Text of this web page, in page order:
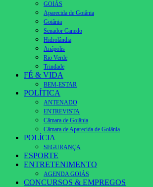
GOIÁS
Aparecida de Goiânia
Goiânia
Senador Canedo
Hidrolândia
Anápolis
Rio Verde
Trindade
FÉ & VIDA
BEM-ESTAR
POLÍTICA
ANTENADO
ENTREVISTA
Câmara de Goiânia
Câmara de Aparecida de Goiânia
POLÍCIA
SEGURANÇA
ESPORTE
ENTRETENIMENTO
AGENDA GOIÁS
CONCURSOS & EMPREGOS